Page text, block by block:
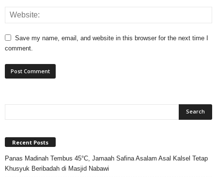
Save my name, email, and website in this browser for the next time I
comment.
Recent Posts
Panas Madinah Tembus 45°C, Jamaah Safina Asalam Asal Kalsel Tetap
Khusyuk Beribadah di Masjid Nabawi